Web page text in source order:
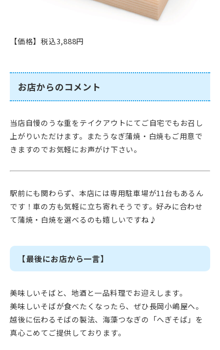
【価格】税込3,888円
お店からのコメント
当店自慢のうな重をテイクアウトにてご自宅でもお召し
上がりいただけます。またうなぎ蒲焼・白焼もご用意で
きますのでお気軽にお声がけ下さい。
駅前にも関わらず、本店には専用駐車場が11台もあるん
です！車の方も気軽に立ち寄れそうです。好みに合わせ
て蒲焼・白焼を選べるのも嬉しいですね♪
【最後にお店から一言】
美味しいそばと、地酒と一品料理でお迎えします。
美味しいそばが食べたくなったら、ぜひ長岡小嶋屋へ。
越後に伝わるそばの製法、海藻つなぎの「へぎそば」を
真心こめてご提供しております。